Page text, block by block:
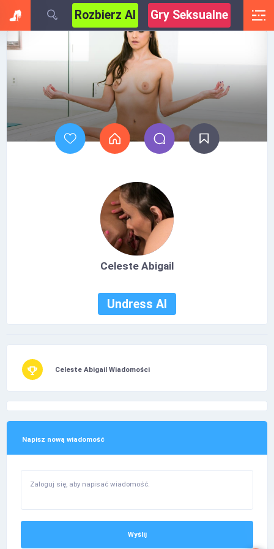
Rozbierz AI Gry Seksualne
Celeste Abigail
Undress AI
Celeste Abigail Wiadomości
Napisz nową wiadomość
Wyślij